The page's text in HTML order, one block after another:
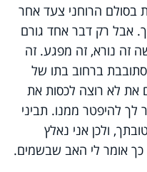
בסולם הרוחני צעד אחר
אבל רק דבר אחד גורם
זה נורא, זה מפגע. זה
ברחוב בתו של
את לא רוצה לכסות את
לך להיפטר ממנו. תביני
ולכן אני נאלץ
אומר לי האב שבשמים.